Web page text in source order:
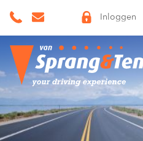
Skip
content
Inloggen